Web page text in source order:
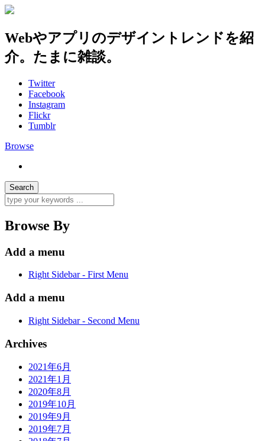
Webやアプリのデザイントレンドを紹
介。たまに雑談。
Twitter
Facebook
Instagram
Flickr
Tumblr
Browse
Browse By
Add a menu
Right Sidebar - First Menu
Add a menu
Right Sidebar - Second Menu
Archives
2021年6月
2021年1月
2020年8月
2019年10月
2019年9月
2019年7月